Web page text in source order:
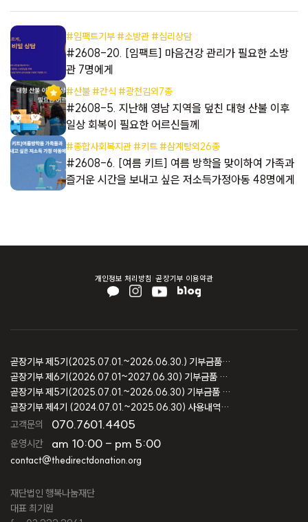
#임팩트기부 #소방관 #심리상담
#2608-20. [임팩트] 마음건강 관리가 필요한 소방
관 7명에게
#산불 #간식 #광천김외7종
#2608-5. 지난해 영남 지역을 덮친 대형 산불 이후
일상 회복이 필요한 어르신들께
#종합사회복지관 #키트 #삼계탕외26종
#2608-6. [여름 키트] 여름 방학을 맞이하여 가족과
즐거운 시간을 보내고 싶은 저소득가정아동 48명에게
개인정보 처리방침 곧장기부 이용약관
고객문의 070.7601.4405
운영시간 am 10:00 - pm 5:00
contact@thedirectdonation.org
재단법인 행복나눔재단
대표 최기원
곧장기부 제5기(2025.07.01.~2026.06.30.) 기부금품 모집결과 보고
곧장기부 제6기(2026.07.01~2027.06.30) 기부금품 모집등록 보고
곧장기부 제5기(2025.07.01.~2026.06.30) 기부금품 모집등록 보고
곧장기부 제4기 (2024.07.01.~2025.06.30) 사용내역 및 회계감사 보고